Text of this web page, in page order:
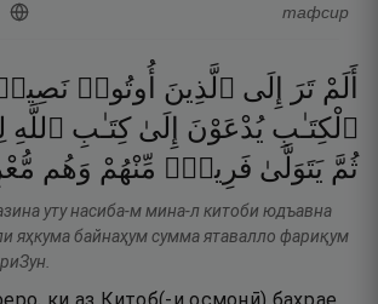
тафсир
أَلَمْ تَرَ إِلَى ٱلَّذِينَ أُوتُوا۟
ٱلْكِتَـٰبِ يُدْعَوْنَ إِلَىٰ كِتَـٰبِ ٱللَّهِ
ثُمَّ يَتَوَلَّىٰ فَرِيقٌۭ مِّنْهُمْ وَهُم
уту насиба-м мина-л китоби юдъавна
яҳкума байнаҳум сумма ятавалло фариқум